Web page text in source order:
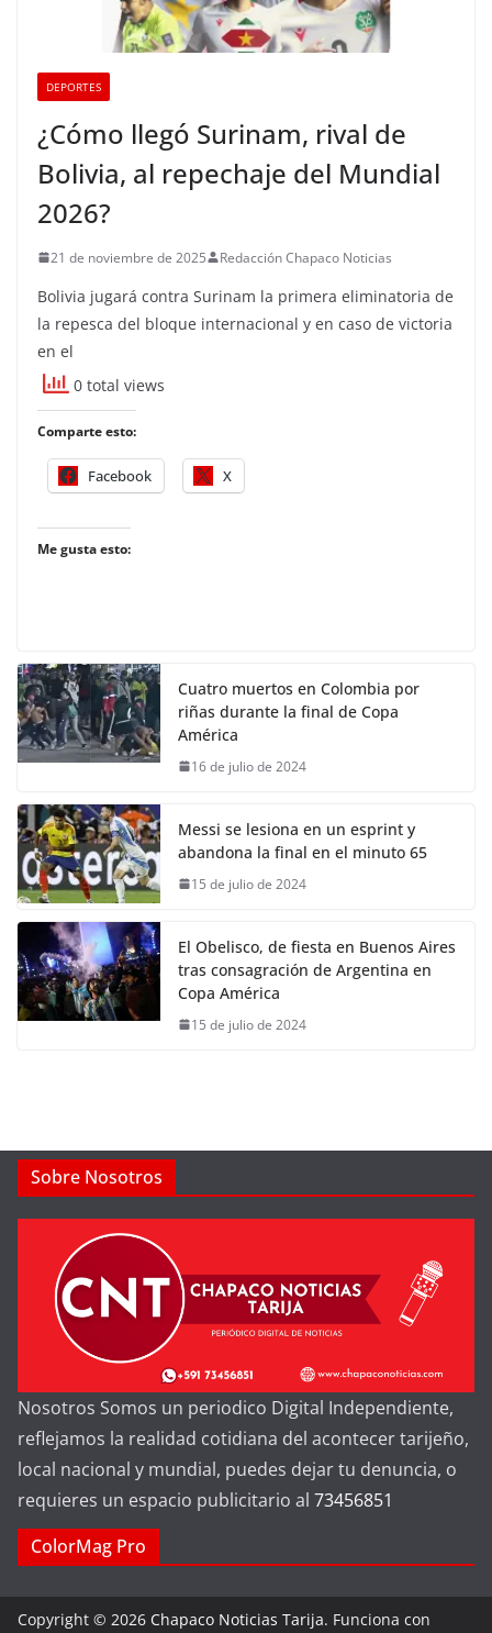
DEPORTES
¿Cómo llegó Surinam, rival de
Bolivia, al repechaje del Mundial
2026?
21 de noviembre de 2025 Redacción Chapaco Noticias
Bolivia jugará contra Surinam la primera eliminatoria de
la repesca del bloque internacional y en caso de victoria
en el
0 total views
Comparte esto:
Facebook X
Me gusta esto:
Cuatro muertos en Colombia por
riñas durante la final de Copa
América
16 de julio de 2024
Messi se lesiona en un esprint y
abandona la final en el minuto 65
15 de julio de 2024
El Obelisco, de fiesta en Buenos Aires
tras consagración de Argentina en
Copa América
15 de julio de 2024
Sobre Nosotros
Nosotros Somos un periodico Digital Independiente,
reflejamos la realidad cotidiana del acontecer tarijeño,
local nacional y mundial, puedes dejar tu denuncia, o
requieres un espacio publicitario al 73456851
ColorMag Pro
Copyright © 2026 Chapaco Noticias Tarija. Funciona con